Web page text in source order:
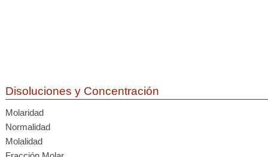
Disoluciones y Concentración
Molaridad
Normalidad
Molalidad